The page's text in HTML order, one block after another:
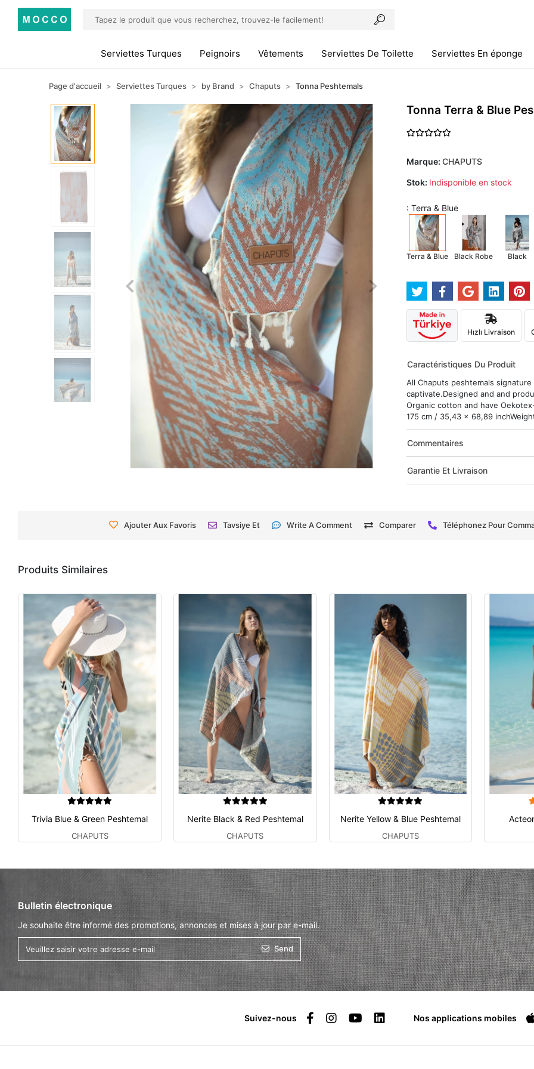
Serviettes Turques Peignoirs Vêtements Serviettes De Toilette Serviettes En éponge
Page d'accueil Serviettes Turques by Brand Chaputs Tonna Peshtemals
Tonna Terra & Blue
Marque: CHAPUTS
Stok: Indisponible en stock
: Terra & Blue
Terra & Blue Black Robe Black
Hızlı Livraison
Caractéristiques Du Produit
All Chaputs peshtemals
captivate.Designed and and
Organic cotton and have
175 cm / 35,43 x 68,89
Commentaires
Garantie Et Livraison
Ajouter Aux Favoris Tavsiye Et Write A Comment Comparer Téléphonez Pour
Produits Similaires
Trivia Blue & Green Peshtemal
CHAPUTS
Nerite Black & Red Peshtemal
CHAPUTS
Nerite Yellow & Blue Peshtemal
CHAPUTS
Bulletin électronique
Je souhaite être informé des promotions, annonces et mises à jour par e-mail.
Send
Suivez-nous Nos applications mobiles